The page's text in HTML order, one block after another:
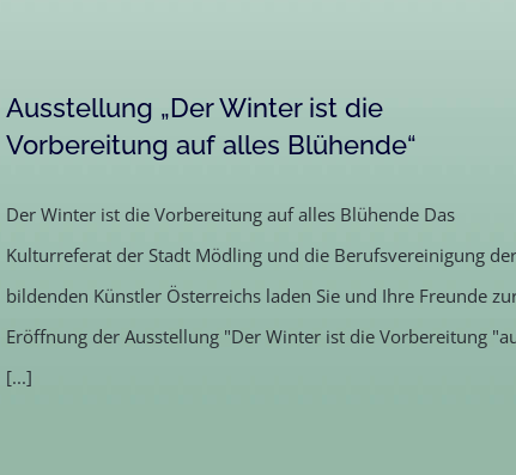
Ausstellung „Der Winter ist die
Vorbereitung auf alles Blühende“
Der Winter ist die Vorbereitung auf alles Blühende Das
Kulturreferat der Stadt Mödling und die Berufsvereinigung der
bildenden Künstler Österreichs laden Sie und Ihre Freunde
Eröffnung der Ausstellung "Der Winter ist die Vorbereitung
[...]